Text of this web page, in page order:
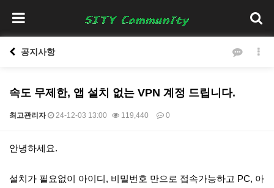
공지사항
속도 무제한, 앱 설치 없는 VPN 계정 드립니다.
최고관리자 24-12-03 13:00 119,440 0
본문
안녕하세요.
설치가 필요없이 아이디, 비밀번호 만으로 접속가능하고 PC, 아